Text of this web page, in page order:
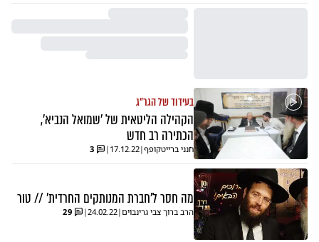
בעידוד של הגר"ג
הקהילה הליטאית של 'שמואל הנביא',
הכתירה רב חדש
חנני ברייטקופף|
17.12.22
|
3
מה חסר ל'חברת המנותקים החרדית' // טור
הרב ברוך צבי גרינבוים|
24.02.22
|
29